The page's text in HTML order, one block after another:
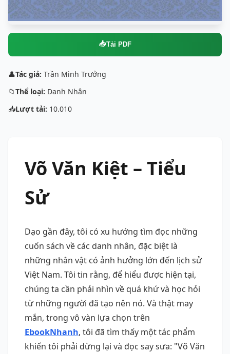
📥Tải PDF
👤Tác giả: Trần Minh Trưởng
📁Thể loại: Danh Nhân
📥Lượt tải: 10.010
Võ Văn Kiệt – Tiểu
Sử
Dạo gần đây, tôi có xu hướng tìm đọc những
cuốn sách về các danh nhân, đặc biệt là
những nhân vật có ảnh hưởng lớn đến lịch sử
Việt Nam. Tôi tin rằng, để hiểu được hiện tại,
chúng ta cần phải nhìn về quá khứ và học hỏi
từ những người đã tạo nên nó. Và thật may
mắn, trong vô vàn lựa chọn trên
EbookNhanh, tôi đã tìm thấy một tác phẩm
khiến tôi phải dừng lại và đọc say sưa: "Võ Văn